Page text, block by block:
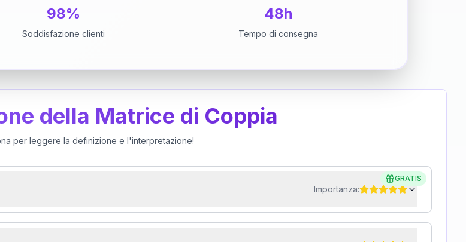
98%
Soddisfazione clienti
48h
Tempo di consegna
della Matrice di Coppia
per leggere la definizione e l'interpretazione!
GRATIS
Importanza: